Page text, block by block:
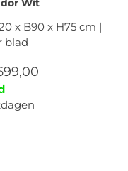
Wit
x B90 x H75 cm |
blad